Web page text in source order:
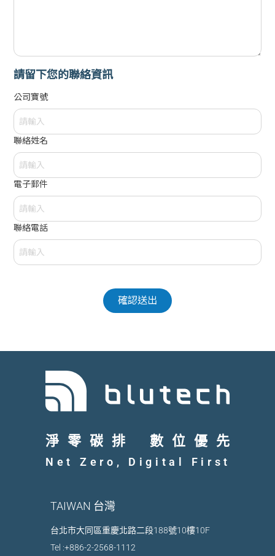
請留下您的聯絡資訊
公司寶號
聯絡姓名
電子郵件
聯絡電話
淨零碳排 數位優先
Net Zero, Digital First
TAIWAN 台灣
台北市大同區重慶北路二段188號10樓10F
Tel :+886-2-2568-1112